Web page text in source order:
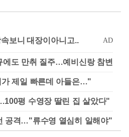
도 만취 질주…예비신랑 참변
제일 빠른데 아들은…"
평 수영장 딸린 집 살았다"
공격…"류수영 열심히 일해야"